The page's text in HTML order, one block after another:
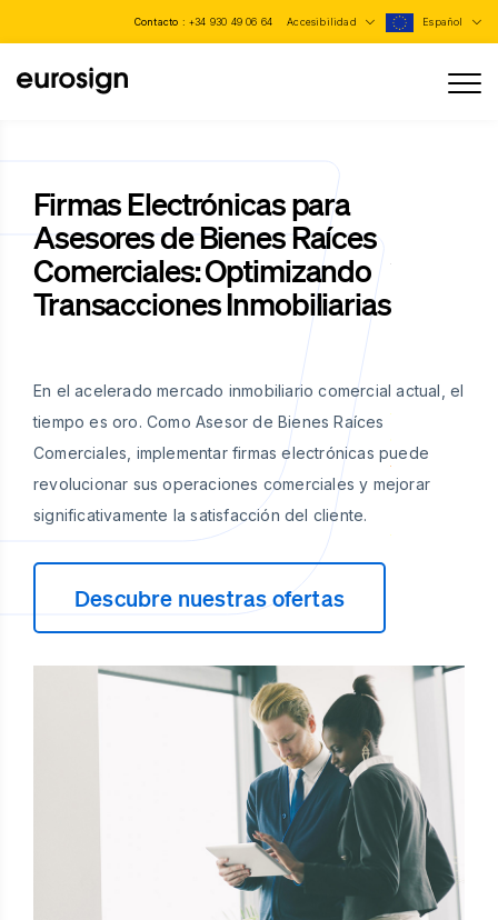
Contacto : +34 930 49 06 64 Accesibilidad Español
Firmas Electrónicas para
Asesores de Bienes Raíces
Comerciales: Optimizando
Transacciones Inmobiliarias
En el acelerado mercado inmobiliario comercial actual, el
tiempo es oro. Como Asesor de Bienes Raíces
Comerciales, implementar firmas electrónicas puede
revolucionar sus operaciones comerciales y mejorar
significativamente la satisfacción del cliente.
Descubre nuestras ofertas